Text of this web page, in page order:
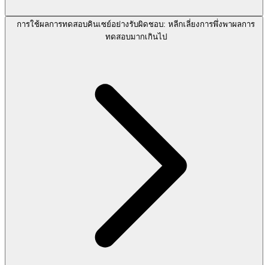
การใช้ผลการทดสอบคินเซย์อย่างรับผิดชอบ: หลีกเลี่ยงการพึ่งพาผลการ
ทดสอบมากเกินไป